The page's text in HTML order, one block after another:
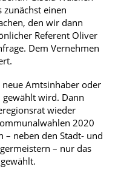
zunächst einen
den wir dann
Referent Oliver
Dem Vernehmen
Amtsinhaber oder
wird. Dann
wieder
2020
– neben den Stadt- und
– nur das